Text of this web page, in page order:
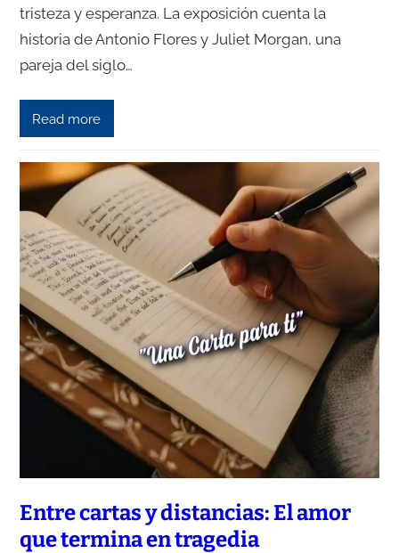
tristeza y esperanza. La exposición cuenta la
historia de Antonio Flores y Juliet Morgan, una
pareja del siglo…
Read more
Entre cartas y distancias: El amor
que termina en tragedia